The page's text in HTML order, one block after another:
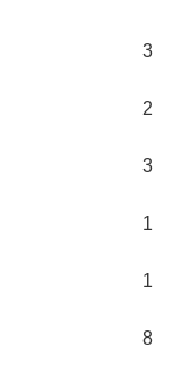
3
2
3
1
1
8